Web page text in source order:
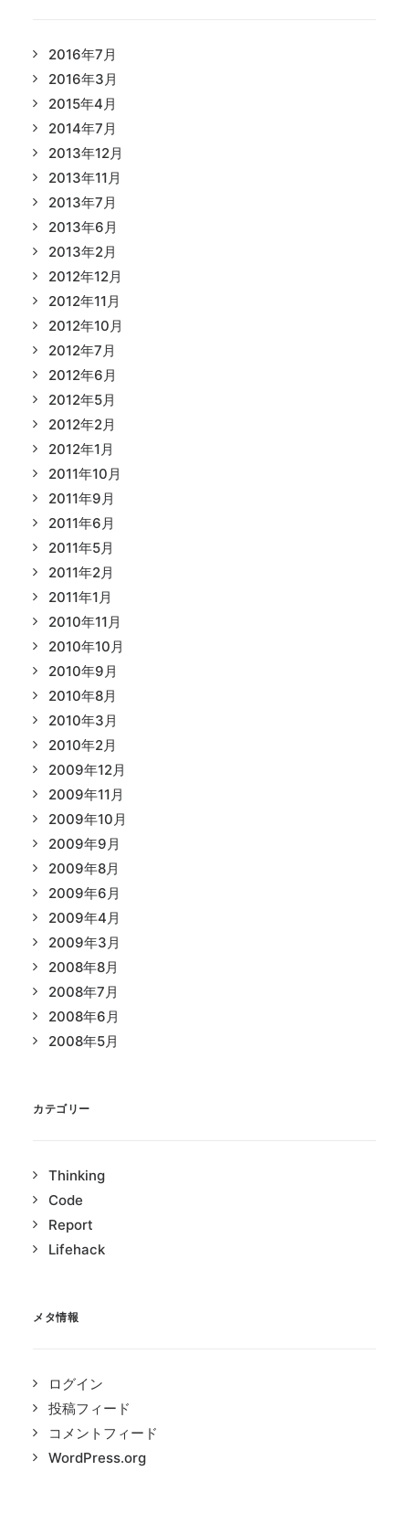
2016年7月
2016年3月
2015年4月
2014年7月
2013年12月
2013年11月
2013年7月
2013年6月
2013年2月
2012年12月
2012年11月
2012年10月
2012年7月
2012年6月
2012年5月
2012年2月
2012年1月
2011年10月
2011年9月
2011年6月
2011年5月
2011年2月
2011年1月
2010年11月
2010年10月
2010年9月
2010年8月
2010年3月
2010年2月
2009年12月
2009年11月
2009年10月
2009年9月
2009年8月
2009年6月
2009年4月
2009年3月
2008年8月
2008年7月
2008年6月
2008年5月
カテゴリー
Thinking
Code
Report
Lifehack
メタ情報
ログイン
投稿フィード
コメントフィード
WordPress.org